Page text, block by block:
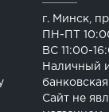
г. Минск,
ПН-ПТ
ВС 11:00-
Наличный
Сайт не